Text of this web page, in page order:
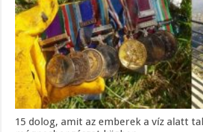
15 dolog, amit az emberek a víz alatt